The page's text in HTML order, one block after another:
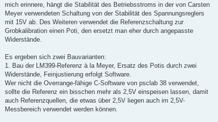
mich erinnere, hängt die Stabilität des Betriebsstroms in der von Carsten
Meyer verwendeten Schaltung von der Stabilität des Spannungsreglers
mit 15V ab. Des Weiteren verwendet die Referenzschaltung zur
Grobkalibration einen Poti, den ersetzt man eher durch angepasste
Widerstände.
Es ergeben sich zwei Bauvarianten:
1. Bau der LM399-Referenz à la Meyer, Ersatz des Potis durch zwei
Widerstände, Feinjustierung erfolgt Software.
Wer nicht die Overrange-fähige C-Software von psclab 38 verwendet,
sollte die Referenz ein bisschen mehr als 2,5V einspeisen lassen, damit
auch Referenzquellen, die etwas über 2,5V liegen auch im 2,5V-
Messbereich verwendet werden können.